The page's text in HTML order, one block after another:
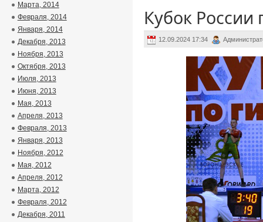
Кубок
12.09.2024 17:34
Марта, 2014
Февраля, 2014
Января, 2014
Декабря, 2013
Ноября, 2013
Октября, 2013
Июля, 2013
Июня, 2013
Мая, 2013
Апреля, 2013
Февраля, 2013
Января, 2013
Ноября, 2012
Мая, 2012
Апреля, 2012
Марта, 2012
Февраля, 2012
Декабря, 2011